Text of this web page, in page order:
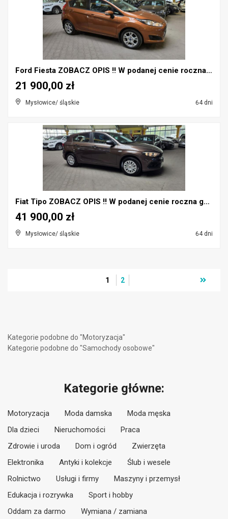
Ford Fiesta ZOBACZ OPIS !! W podanej cenie roczna ...
Mysłowice/ śląskie 64 dni
21 900,00 zł
Fiat Tipo ZOBACZ OPIS !! W podanej cenie roczna gw...
Mysłowice/ śląskie 64 dni
41 900,00 zł
1 2
Kategorie podobne do "Motoryzacja"
Kategorie podobne do "Samochody osobowe"
Kategorie główne:
Motoryzacja Moda damska
Moda męska
Dla dzieci
Nieruchomości
Praca
Zdrowie i uroda
Dom i ogród
Zwierzęta
Elektronika
Antyki i kolekcje
Ślub i wesele
Rolnictwo
Usługi i firmy
Maszyny i przemysł
Edukacja i rozrywka
Sport i hobby
Oddam za darmo
Wymiana / zamiana